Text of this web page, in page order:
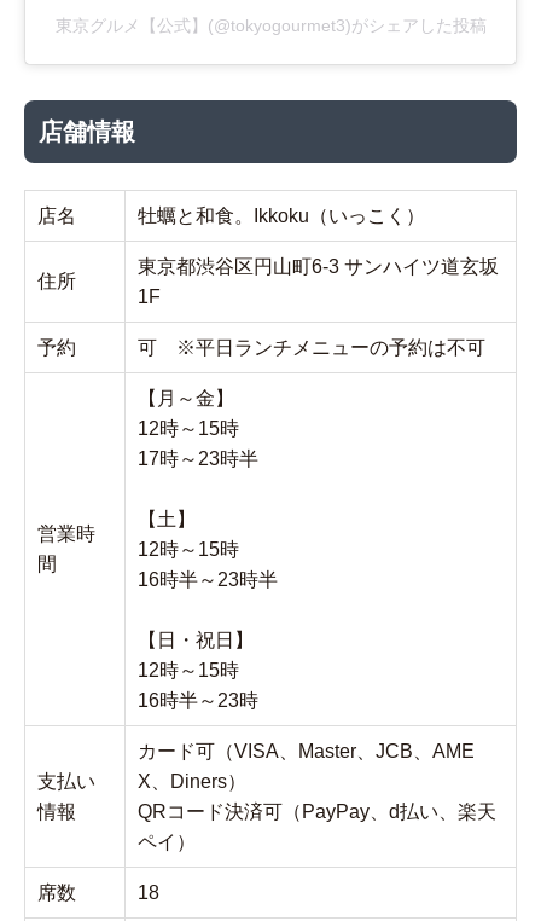
東京グルメ【公式】(@tokyogourmet3)がシェアした投稿
店舗情報
店名 牡蠣と和食。Ikkoku（いっこく）
住所
東京都渋谷区円山町6-3 サンハイツ道玄坂
1F
予約 可 ※平日ランチメニューの予約は不可
営業時
間
【月～金】
12時～15時
17時～23時半
【土】
12時～15時
16時半～23時半
【日・祝日】
12時～15時
16時半～23時
支払い
情報
カード可（VISA、Master、JCB、AME
X、Diners）
QRコード決済可（PayPay、d払い、楽天
ペイ）
席数 18